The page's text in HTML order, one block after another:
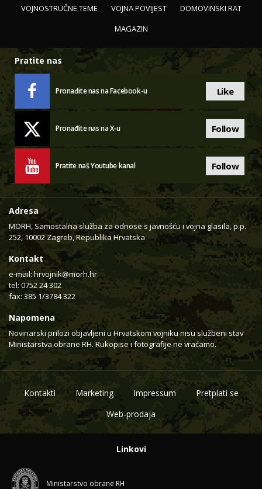
VOJNOSTRUČNE TEME
VOJNA POVIJEST
DOMOVINSKI RAT
MAGAZIN
Pratite nas
Pronađite nas na Facebook-u Like
Pronađite nas na X-u Follow
Pratite naš Youtube kanal Follow
Adresa
MORH, Samostalna služba za odnose s javnošću i vojna glasila, p.p.
252, 10002 Zagreb, Republika Hrvatska
Kontakt
e-mail: hrvojnik@morh.hr
tel: 0752 24 302
fax: 385 1/3784 322
Napomena
Novinarski prilozi objavljeni u Hrvatskom vojniku nisu službeni stav
Ministarstva obrane RH. Rukopise i fotografije ne vraćamo.
Kontakti Marketing Impressum
Pretplati se
Web-prodaja
Linkovi
Ministarstvo obrane RH